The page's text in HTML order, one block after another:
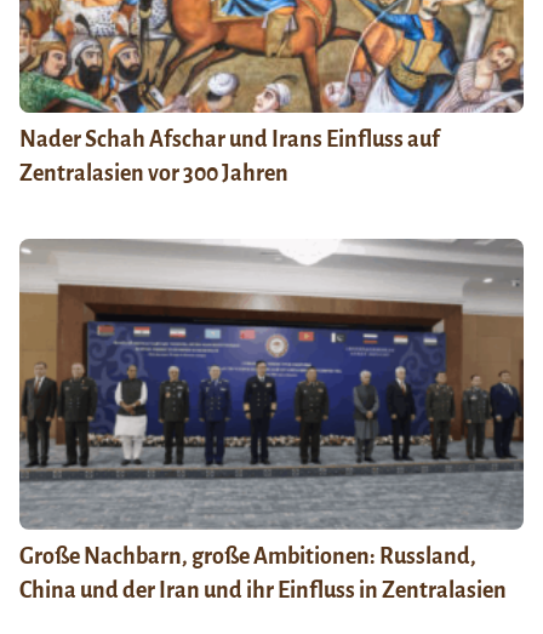
Nader Schah Afschar und Irans Einfluss auf
Zentralasien vor 300 Jahren
Große Nachbarn, große Ambitionen: Russland,
China und der Iran und ihr Einfluss in Zentralasien